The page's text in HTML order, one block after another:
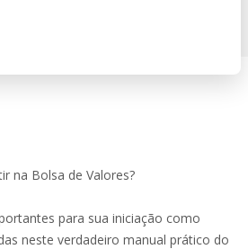
na Bolsa de Valores?
para sua iniciação como
neste verdadeiro manual prático do